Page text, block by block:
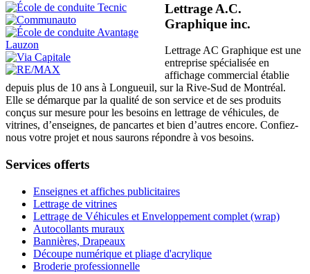
Lettrage A.C.
Graphique inc.
Lettrage AC Graphique est une
entreprise spécialisée en
affichage commercial établie
depuis plus de 10 ans à Longueuil, sur la Rive-Sud de Montréal.
Elle se démarque par la qualité de son service et de ses produits
conçus sur mesure pour les besoins en lettrage de véhicules, de
vitrines, d’enseignes, de pancartes et bien d’autres encore. Confiez-
nous votre projet et nous saurons répondre à vos besoins.
Services offerts
Enseignes et affiches publicitaires
Lettrage de vitrines
Lettrage de Véhicules et Enveloppement complet (wrap)
Autocollants muraux
Bannières, Drapeaux
Découpe numérique et pliage d'acrylique
Broderie professionnelle